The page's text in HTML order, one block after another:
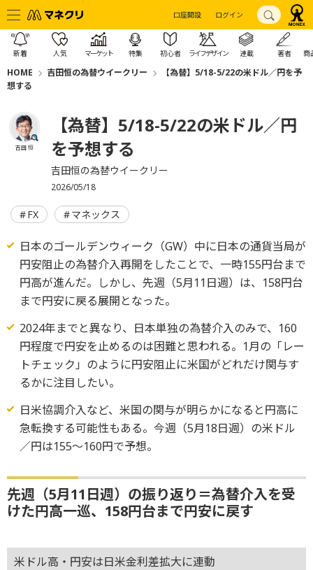
口座開設 ログイン
新着 人気 マーケット 特集 初心者 ライフデザイン 連載 著者 商
HOME 吉田恒の為替ウイークリー
【為替】5/18-5/22の米ドル／円を予
想する
吉田 恒
【為替】5/18-5/22の米ドル／円
を予想する
吉田恒の為替ウイークリー
2026/05/18
FX マネックス
日本のゴールデンウィーク（GW）中に日本の通貨当局が
円安阻止の為替介入再開をしたことで、一時155円台まで
円高が進んだ。しかし、先週（5月11日週）は、158円台
まで円安に戻る展開となった。
2024年までと異なり、日本単独の為替介入のみで、160
円程度で円安を止めるのは困難と思われる。1月の「レー
トチェック」のように円安阻止に米国がどれだけ関与す
るかに注目したい。
日米協調介入など、米国の関与が明らかになると円高に
急転換する可能性もある。今週（5月18日週）の米ドル
／円は155～160円で予想。
先週（5月11日週）の振り返り＝為替介入を受
けた円高一巡、158円台まで円安に戻す
米ドル高・円安は日米金利差拡大に連動